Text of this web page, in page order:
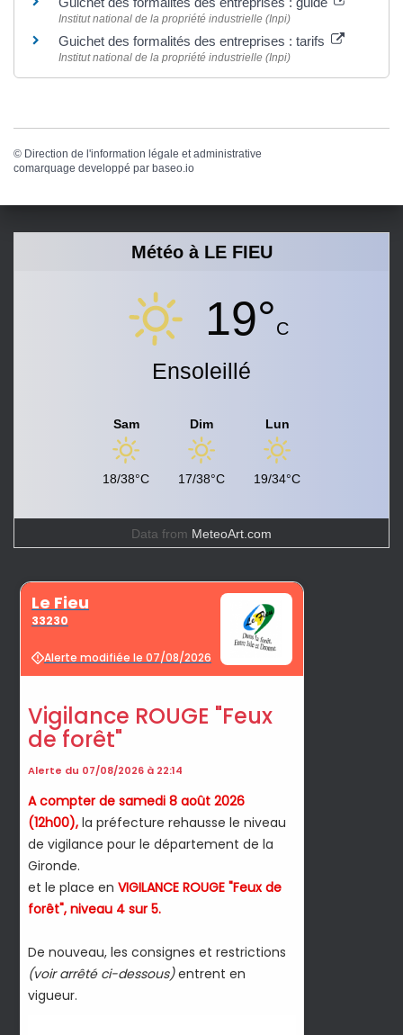
Institut national de la propriété industrielle (Inpi)
Guichet des formalités des entreprises : tarifs
Institut national de la propriété industrielle (Inpi)
© Direction de l'information légale et administrative
comarquage developpé par baseo.io
Météo à LE FIEU
19°C
Ensoleillé
Sam
18/38°C
Dim
17/38°C
Lun
19/34°C
Data from MeteoArt.com